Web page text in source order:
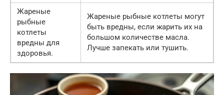
Жареные
рыбные
котлеты
вредны для
здоровья.
Жареные рыбные котлеты могут
быть вредны, если жарить их на
большом количестве масла.
Лучше запекать или тушить.